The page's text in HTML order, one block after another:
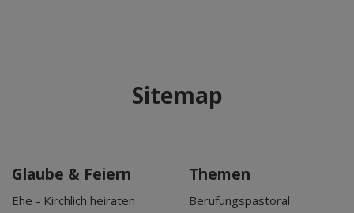
Sitemap
Glaube & Feiern
Ehe - Kirchlich heiraten
Themen
Berufungspastoral